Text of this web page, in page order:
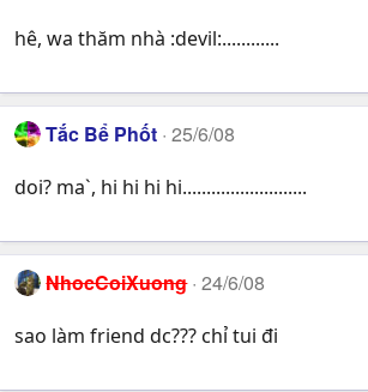
hê, wa thăm nhà :devil:............
Tắc Bể Phốt 25/6/08
doi? ma`, hi hi hi hi..........................
NhocCoiXuong 24/6/08
sao làm friend dc??? chỉ tui đi